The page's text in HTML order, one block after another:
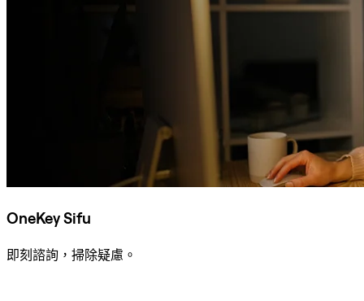
OneKey Sifu
即刻諮詢，掃除疑慮。